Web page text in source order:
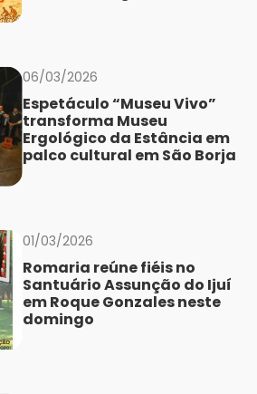
06/03/2026
Espetáculo “Museu Vivo”
transforma Museu
Ergológico da Estância em
palco cultural em São Borja
01/03/2026
Romaria reúne fiéis no
Santuário Assunção do Ijuí
em Roque Gonzales neste
domingo